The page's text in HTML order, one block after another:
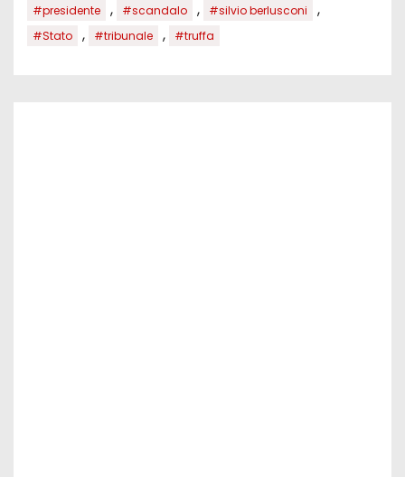
#presidente , #scandalo , #silvio berlusconi ,
#Stato , #tribunale , #truffa